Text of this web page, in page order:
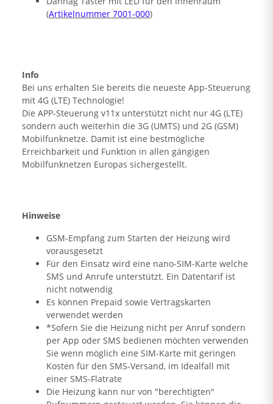
(Artikelnummer 7001-000)
Info
Bei uns erhalten Sie bereits die neueste App-Steuerung
mit 4G (LTE) Technologie!
Die APP-Steuerung v11x unterstützt nicht nur 4G (LTE)
sondern auch weiterhin die 3G (UMTS) und 2G (GSM)
Mobilfunknetze. Damit ist eine bestmögliche
Erreichbarkeit und Funktion in allen gängigen
Mobilfunknetzen Europas sichergestellt.
Hinweise
GSM-Empfang zum Starten der Heizung wird
vorausgesetzt
Für den Einsatz wird eine nano-SIM-Karte welche
SMS und Anrufe unterstützt. Ein Datentarif ist
nicht notwendig
Es können Prepaid sowie Vertragskarten
verwendet werden
*Sofern Sie die Heizung nicht per Anruf sondern
per App oder SMS bedienen möchten verwenden
Sie wenn möglich eine SIM-Karte mit geringen
Kosten für den SMS-Versand, im Idealfall mit
einer SMS-Flatrate
Die Heizung kann nur von "berechtigten"